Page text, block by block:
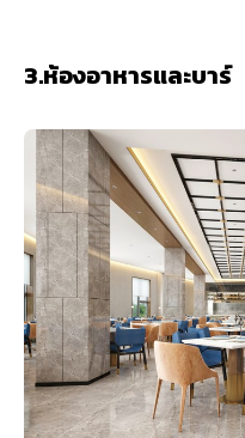
3.ห้องอาหารและบาร์